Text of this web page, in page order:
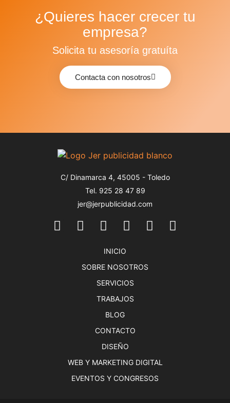
¿Quieres hacer crecer tu
empresa?
Solicita tu asesoría gratuíta
Contacta con nosotros
C/ Dinamarca 4, 45005 - Toledo
Tel. 925 28 47 89
jer@jerpublicidad.com
INICIO
SOBRE NOSOTROS
SERVICIOS
TRABAJOS
BLOG
CONTACTO
DISEÑO
WEB Y MARKETING DIGITAL
EVENTOS Y CONGRESOS